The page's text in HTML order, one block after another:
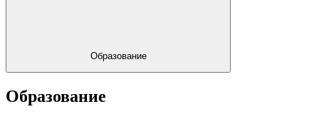
Образование
Образование